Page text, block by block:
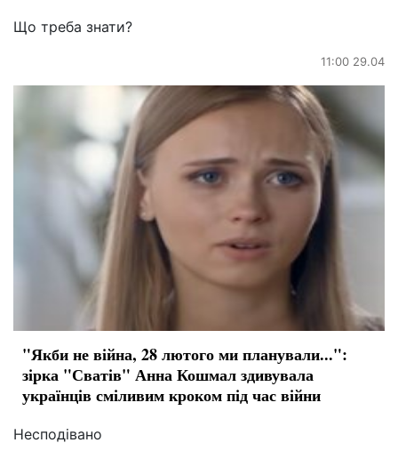
Що треба знати?
11:00 29.04
"Якби не війна, 28 лютого ми планували...":
зірка "Сватів" Анна Кошмал здивувала
українців сміливим кроком під час війни
Несподівано